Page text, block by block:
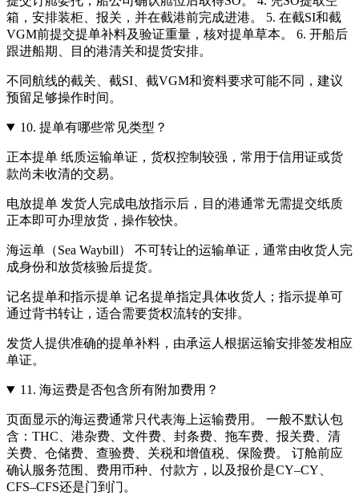
箱，安排装柜、报关，并在截港前完成进港。 5. 在截SI和截
VGM前提交提单补料及验证重量，核对提单草本。 6. 开船后
跟进船期、目的港清关和提货安排。
不同航线的截关、截SI、截VGM和资料要求可能不同，建议
预留足够操作时间。
10. 提单有哪些常见类型？
正本提单 纸质运输单证，货权控制较强，常用于信用证或货
款尚未收清的交易。
电放提单 发货人完成电放指示后，目的港通常无需提交纸质
正本即可办理放货，操作较快。
海运单（Sea Waybill） 不可转让的运输单证，通常由收货人完
成身份和放货核验后提货。
记名提单和指示提单 记名提单指定具体收货人；指示提单可
通过背书转让，适合需要货权流转的安排。
发货人提供准确的提单补料，由承运人根据运输安排签发相应
单证。
11. 海运费是否包含所有附加费用？
页面显示的海运费通常只代表海上运输费用。 一般不默认包
含：THC、港杂费、文件费、封条费、拖车费、报关费、清
关费、仓储费、查验费、关税和增值税、保险费。 订舱前应
确认服务范围、费用币种、付款方，以及报价是CY–CY、
CFS–CFS还是门到门。